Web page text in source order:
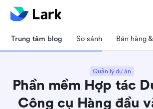
Trung tâm blog So sánh Bán hàng
Quản lý dự án
Phần mềm Hợp tác
Công cụ Hàng đầu